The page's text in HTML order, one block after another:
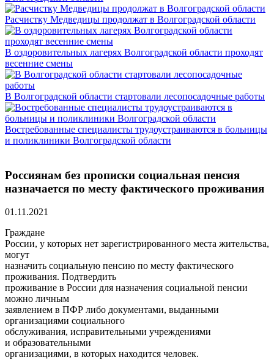
Расчистку Медведицы продолжат в Волгоградской области
В оздоровительных лагерях Волгоградской области проходят
весенние смены
В Волгоградской области стартовали лесопосадочные работы
Востребованные специалисты трудоустраиваются в больницы
и поликлиники Волгоградской области
Россиянам без прописки социальная пенсия
назначается по месту фактического проживания
01.11.2021
Граждане
России, у которых нет зарегистрированного места жительства,
могут
назначить социальную пенсию по месту фактического
проживания. Подтвердить
проживание в России для назначения социальной пенсии
можно личным
заявлением в ПФР либо документами, выданными
организациями социального
обслуживания, исправительными учреждениями
и образовательными
организациями, в которых находится человек.